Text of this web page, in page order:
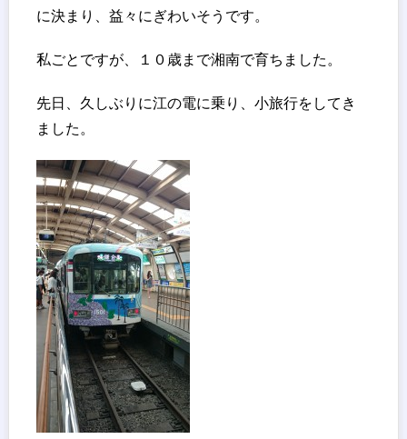
に決まり、益々にぎわいそうです。
私ごとですが、１０歳まで湘南で育ちました。
先日、久しぶりに江の電に乗り、小旅行をしてき
ました。